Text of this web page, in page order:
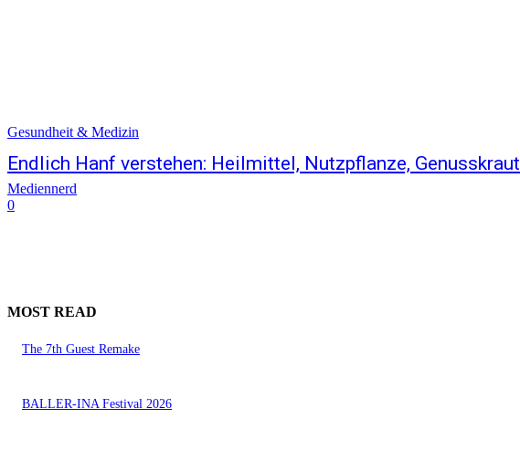
Gesundheit & Medizin
Endlich Hanf verstehen: Heilmittel, Nutzpflanze, Genusskraut
Mediennerd
0
MOST READ
The 7th Guest Remake
BALLER-INA Festival 2026